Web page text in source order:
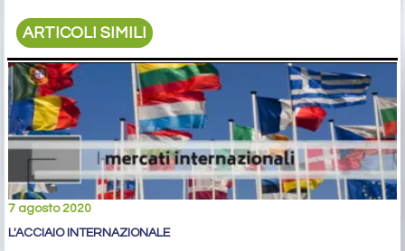
ARTICOLI SIMILI
7 agosto 2020
L'ACCIAIO INTERNAZIONALE